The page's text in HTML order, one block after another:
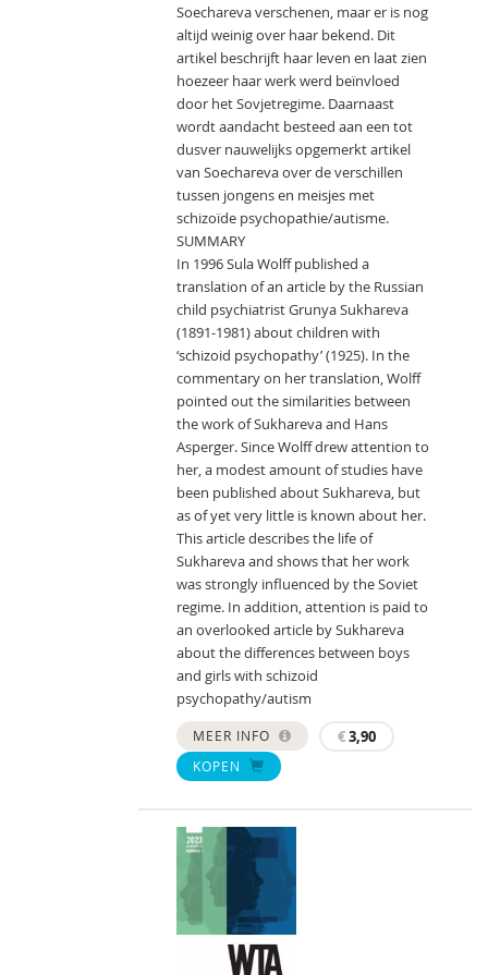
Soechareva verschenen, maar er is nog
altijd weinig over haar bekend. Dit
artikel beschrijft haar leven en laat zien
hoezeer haar werk werd beïnvloed
door het Sovjetregime. Daarnaast
wordt aandacht besteed aan een tot
dusver nauwelijks opgemerkt artikel
van Soechareva over de verschillen
tussen jongens en meisjes met
schizoïde psychopathie/autisme.
SUMMARY
In 1996 Sula Wolff published a
translation of an article by the Russian
child psychiatrist Grunya Sukhareva
(1891-1981) about children with
‘schizoid psychopathy’ (1925). In the
commentary on her translation, Wolff
pointed out the similarities between
the work of Sukhareva and Hans
Asperger. Since Wolff drew attention to
her, a modest amount of studies have
been published about Sukhareva, but
as of yet very little is known about her.
This article describes the life of
Sukhareva and shows that her work
was strongly influenced by the Soviet
regime. In addition, attention is paid to
an overlooked article by Sukhareva
about the differences between boys
and girls with schizoid
psychopathy/autism
MEER INFO €3,90
KOPEN